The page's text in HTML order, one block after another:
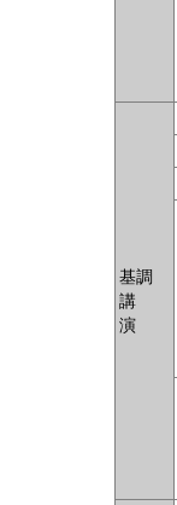
基調
講
演